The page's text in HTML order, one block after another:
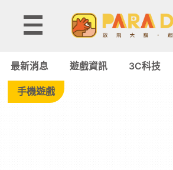
Tag:
芽
最新消息 遊戲資訊 3C科技
手機遊戲